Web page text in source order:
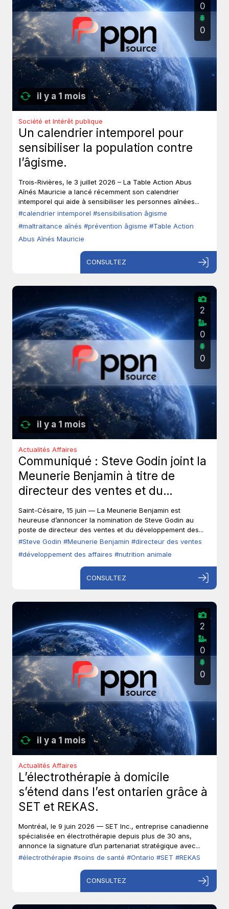
il y a 1 mois
0
0
Société et Intérêt publique
Un calendrier intemporel pour
sensibiliser la population contre
l’âgisme.
Trois-Rivières, le 3 juillet 2026 – La Table Action Abus
Aînés Mauricie a lancé récemment son calendrier
intemporel qui aide à sensibiliser les personnes aînées...
#calendrier intemporel #sensibilisation âgisme
#maltraitance aînés #prévention âgisme #Table Action
Abus Aînés Mauricie
CONSULTEZ
il y a 1 mois
2
0
0
Actualités Affaires
Communiqué : Steve Godin joint la
Meunerie Benjamin à titre de
directeur des ventes et du
développement des affaires.
Saint-Césaire, 15 juin — La Meunerie Benjamin est
heureuse d’annoncer la nomination de Steve Godin au
poste de directeur des ventes et du développement des...
#Steve Godin #Meunerie Benjamin #directeur des ventes
#développement des affaires #nutrition animale
CONSULTEZ
il y a 1 mois
2
0
0
Actualités Affaires
L’électrothérapie à domicile
s’étend dans l’est ontarien grâce à
SET et REKAS.
Montréal, le 9 juin 2026 — SET Inc., entreprise canadienne
spécialisée en électrothérapie depuis plus de 30 ans,
annonce la signature d’un partenariat stratégique avec...
#électrothérapie #soins de santé #Ontario #SET #REKAS
CONSULTEZ